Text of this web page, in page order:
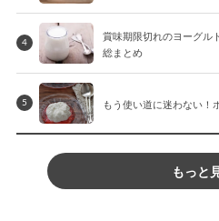
4
賞味期限切れのヨーグル
総まとめ
5 もう使い道に迷わない！
もっと